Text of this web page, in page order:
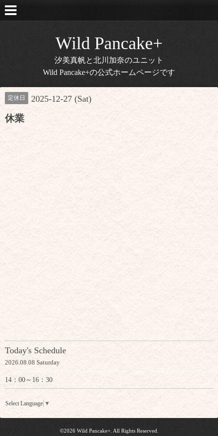
Wild Pancake+
汐美真帆と北川加奈のユニット
Wild Pancake+の公式ホームページです
定休日 2025-12-27 (Sat)
休業
Today's Schedule
2026.08.08 Saturday
14：00～16：30
Select Language ▼
©2026 Wild Pancake+. All Rights Reserved.